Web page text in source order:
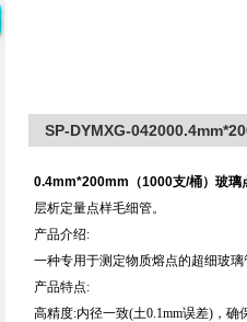
SP-DYMXG-
0.4mm*200mm（1000支/桶）玻璃
层析定量点样毛细管。
产品介绍:
一种专用于测定物质熔点的超细玻
产品特点:
高精度:内径一致(土0.1mm误差)，